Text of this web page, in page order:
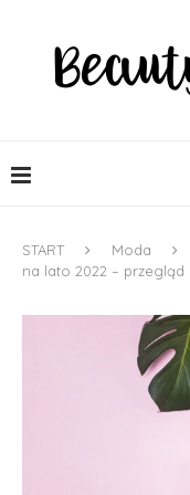
START Moda
na lato 2022 –